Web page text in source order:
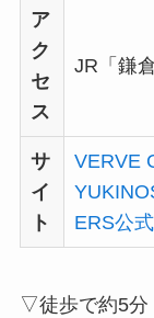
ア
ク
セ
ス
JR「鎌
サ
イ
ト
VERVE
ERS公
▽徒歩で約5分